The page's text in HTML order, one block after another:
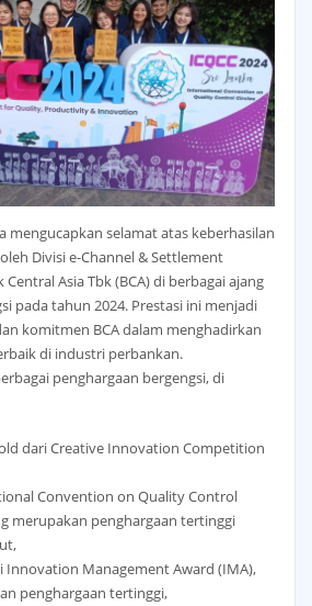
mengucapkan selamat atas keberhasilan
Divisi e-Channel & Settlement
Central Asia Tbk (BCA) di berbagai ajang
pada tahun 2024. Prestasi ini menjadi
komitmen BCA dalam menghadirkan
di industri perbankan.
penghargaan bergengsi, di
dari Creative Innovation Competition
Convention on Quality Control
merupakan penghargaan tertinggi
Innovation Management Award (IMA),
penghargaan tertinggi,